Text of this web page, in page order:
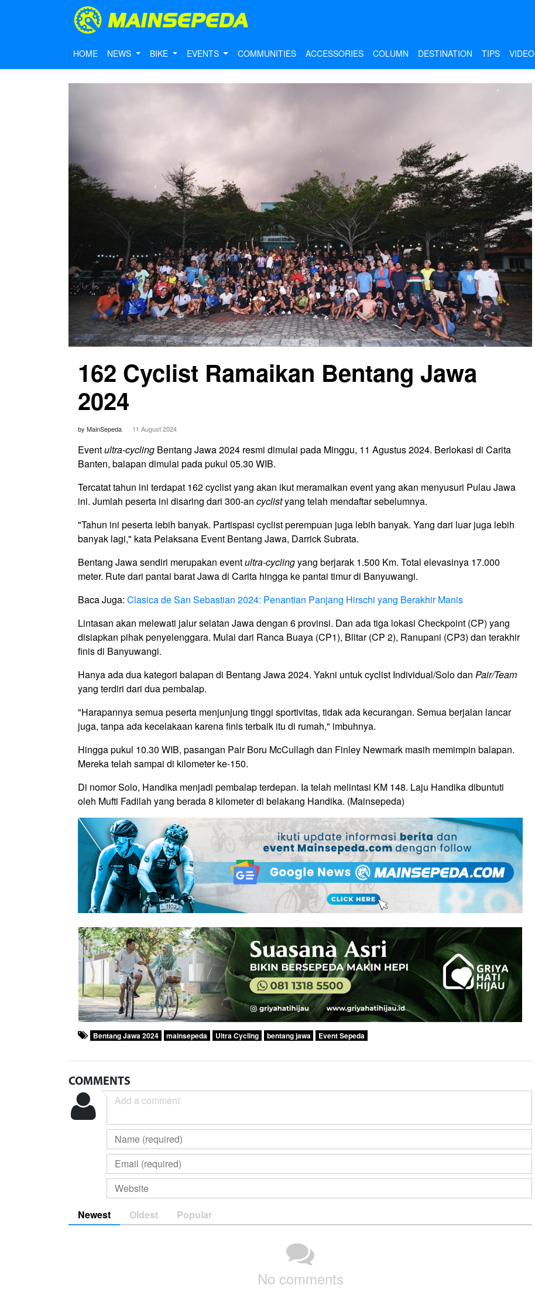
HOME NEWS BIKE EVENTS COMMUNITIES ACCESSORIES COLUMN DESTINATION TIPS VIDEO
162 Cyclist Ramaikan Bentang Jawa
2024
by MainSepeda 11 August 2024
Eventultra-cycling Bentang Jawa 2024 resmi dimulai pada Minggu, 11 Agustus 2024. Berlokasi di Carita
Banten, balapan dimulai pada pukul 05.30 WIB.
Tercatat tahun ini terdapat 162 cyclist yang akan ikut meramaikan event yang akan menyusuri Pulau Jawa
ini. Jumlah peserta ini disaring dari 300-an cyclistyang telah mendaftar sebelumnya.
"Tahun ini peserta lebih banyak. Partispasi cyclist perempuan juga lebih banyak. Yang dari luar juga lebih
banyak lagi," kata Pelaksana Event Bentang Jawa, Darrick Subrata.
Bentang Jawa sendiri merupakan eventultra-cyclingyang berjarak 1.500 Km. Total elevasinya 17.000
meter. Rute dari pantai barat Jawa di Carita hingga ke pantai timur di Banyuwangi.
Baca Juga: Clasica de San Sebastian 2024: Penantian Panjang Hirschi yang Berakhir Manis
Lintasan akan melewati jalur selatan Jawa dengan 6 provinsi. Dan ada tiga lokasi Checkpoint (CP) yang
disiapkan pihak penyelenggara. Mulai dari Ranca Buaya (CP1), Blitar (CP 2), Ranupani (CP3) dan terakhir
finis di Banyuwangi.
Hanya ada dua kategori balapan di Bentang Jawa 2024. Yakni untuk cyclist Individual/Solo dan Pair/Team
yang terdiri dari dua pembalap.
"Harapannya semua peserta menjunjung tinggi sportivitas, tidak ada kecurangan. Semua berjalan lancar
juga, tanpa ada kecelakaan karena finis terbaik itu di rumah," imbuhnya.
Hingga pukul 10.30 WIB, pasangan Pair Boru McCullagh dan Finley Newmark masih memimpin balapan.
Mereka telah sampai di kilometer ke-150.
Di nomor Solo, Handika menjadi pembalap terdepan. Ia telah melintasi KM 148. Laju Handika dibuntuti
oleh Mufti Fadilah yang berada 8 kilometer di belakang Handika. (Mainsepeda)
Bentang Jawa 2024 mainsepeda Ultra Cycling bentang jawa Event Sepeda
COMMENTS
Newest Oldest Popular
No comments